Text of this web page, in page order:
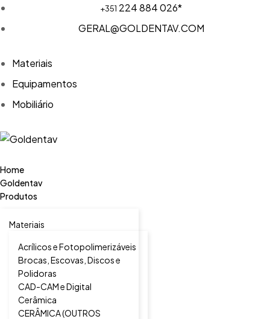
+351 224 884 026*
GERAL@GOLDENTAV.COM
Materiais
Equipamentos
Mobiliário
Home
Goldentav
Produtos
Materiais
Acrílicos e Fotopolimerizáveis
Brocas, Escovas, Discos e
Polidoras
CAD-CAM e Digital
Cerâmica
CERÂMICA (OUTROS